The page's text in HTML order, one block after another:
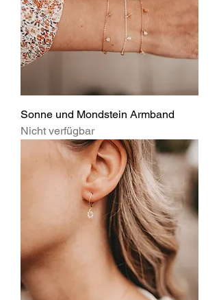
Sonne und Mondstein Armband
Nicht verfügbar